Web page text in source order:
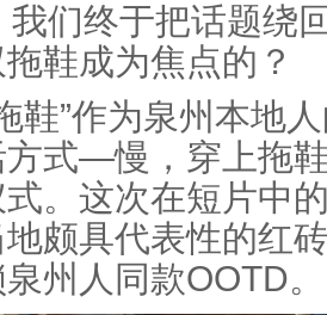
我们终于把话题绕
鞋成为焦点的？
鞋”作为泉州本地
方式—慢，穿上拖
。这次在短片中
地颇具代表性的红
州人同款OOTD。